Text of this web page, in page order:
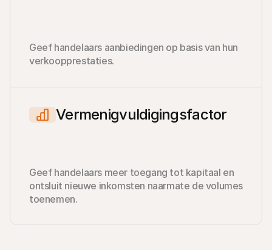
Geef handelaars aanbiedingen op basis van hun
verkoopprestaties.
Vermenigvuldigingsfactor
Geef handelaars meer toegang tot kapitaal en
ontsluit nieuwe inkomsten naarmate de volumes
toenemen.